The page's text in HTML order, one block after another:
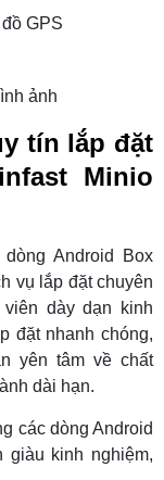
GPS
ảnh
tín lắp đặt
Minio
Android Box
vụ lắp đặt chuyên
dày dạn kinh
đặt nhanh chóng,
yên tâm về chất
dài hạn.
các dòng Android
giàu kinh nghiệm,